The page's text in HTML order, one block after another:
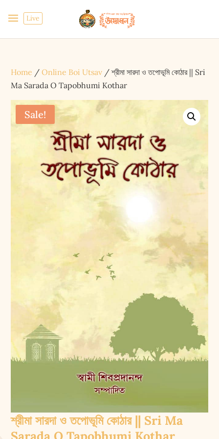
Live
Home /Online Boi Utsav / শ্রীমা সারদা ও তপোভূমি কোঠার || Sri
Ma Sarada O Tapobhumi Kothar
Sale!
শ্রীমা সারদা ও তপোভূমি কোঠার || Sri Ma